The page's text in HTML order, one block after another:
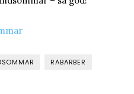
RABARBER